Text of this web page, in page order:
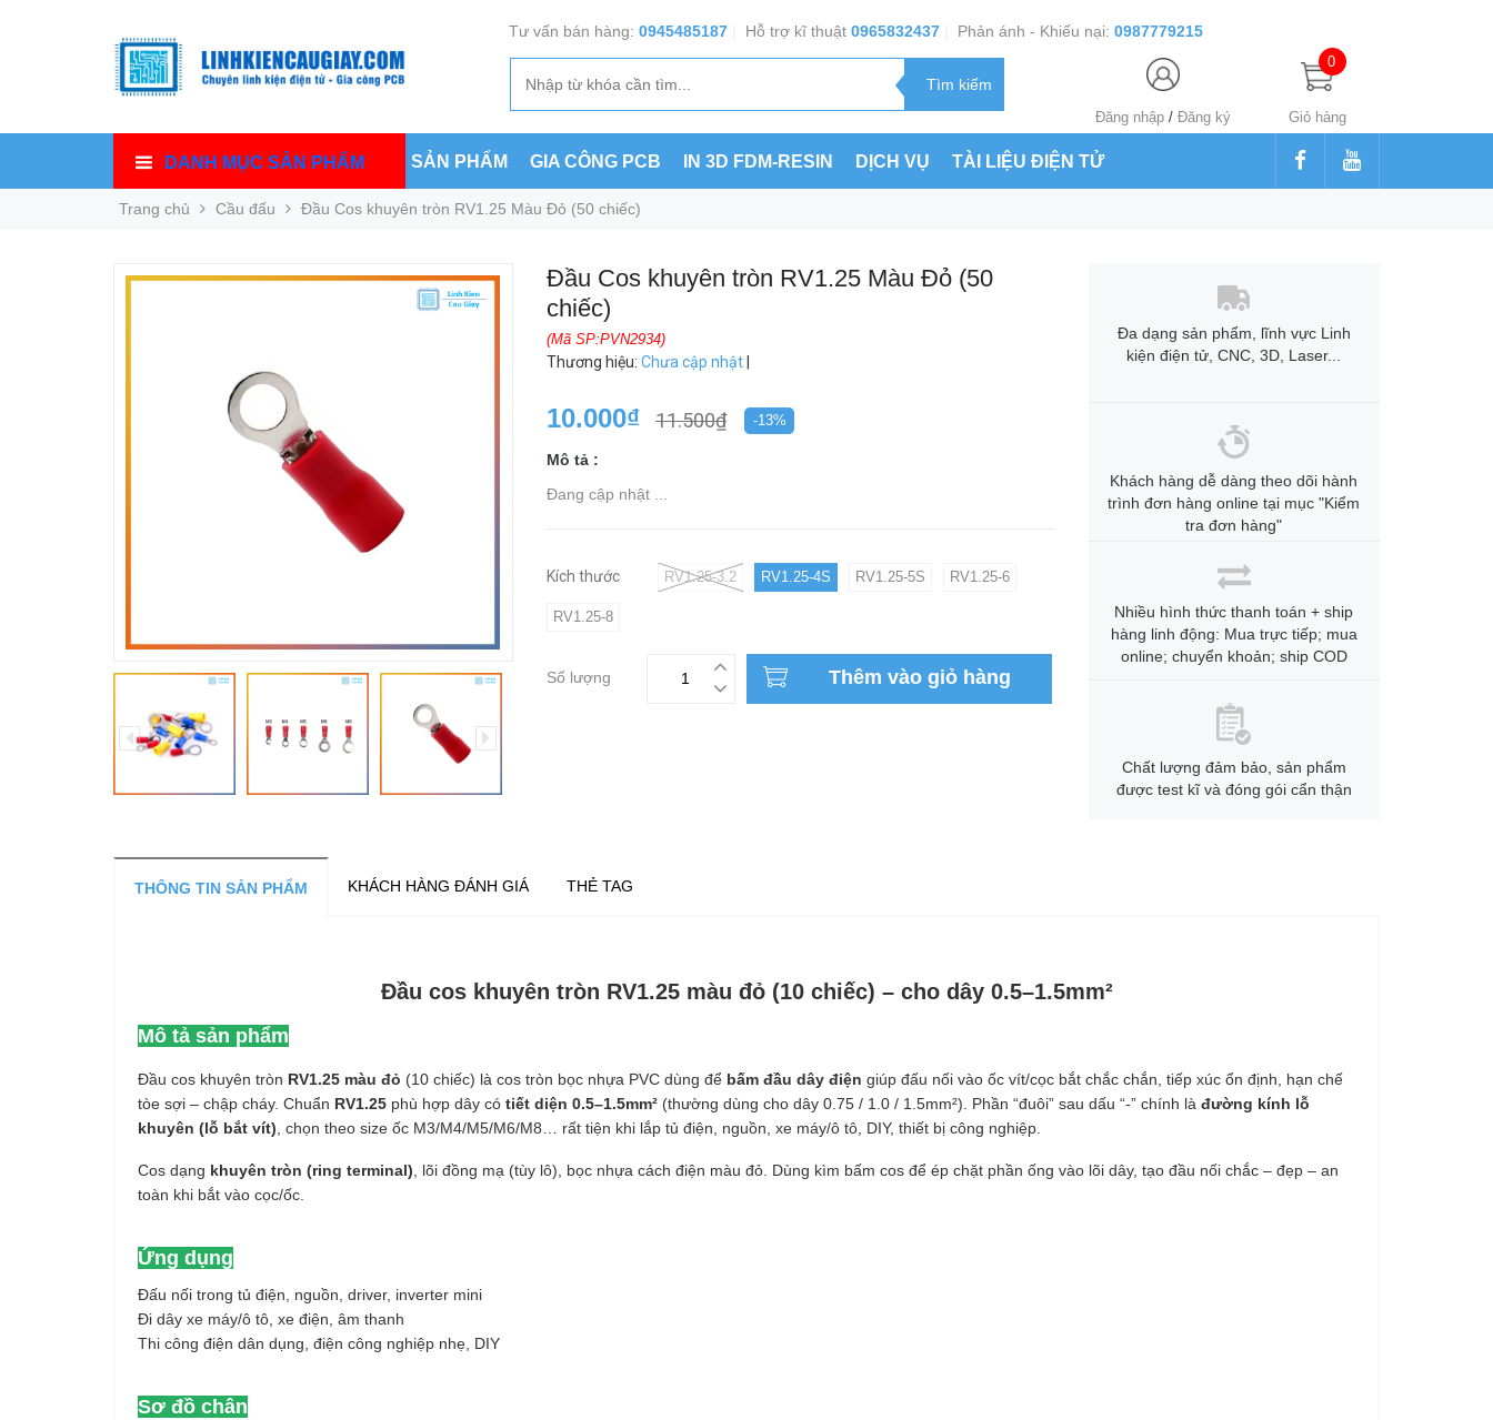
Tư vấn bán hàng: 0945485187| Hỗ trợ kĩ thuật 0965832437| Phản ánh - Khiếu nại: 0987779215
Đăng nhập/ Đăng ký Giỏ hàng
0
DANH MỤC SẢN PHẨM SẢN PHẨM GIA CÔNG PCB IN 3D FDM-RESIN DỊCH VỤ TÀI LIỆU ĐIỆN TỬ
Trang chủ Cầu đấu Đầu Cos khuyên tròn RV1.25 Màu Đỏ (50 chiếc)
Đầu Cos khuyên tròn RV1.25 Màu Đỏ (50
chiếc)
(Mã SP:PVN2934)
Thương hiệu: Chưa cập nhật
10.000₫ 11.500₫ -13%
Mô tả :
Đang cập nhật ...
Kích thước RV1.25-3.2 RV1.25-4S RV1.25-5S RV1.25-6
RV1.25-8
Số lượng Thêm vào giỏ hàng
Đa dạng sản phẩm, lĩnh vực Linh
kiện điện tử, CNC, 3D, Laser...
Khách hàng dễ dàng theo dõi hành
trình đơn hàng online tại mục "Kiểm
tra đơn hàng"
Nhiều hình thức thanh toán + ship
hàng linh động: Mua trực tiếp; mua
online; chuyển khoản; ship COD
Chất lượng đảm bảo, sản phẩm
được test kĩ và đóng gói cẩn thận
THÔNG TIN SẢN PHẨM KHÁCH HÀNG ĐÁNH GIÁ THẺ TAG
Đầu cos khuyên tròn RV1.25 màu đỏ (10 chiếc) – cho dây 0.5–1.5mm²
Mô tả sản phẩm
Đầu cos khuyên tròn RV1.25 màu đỏ (10 chiếc) là cos tròn bọc nhựa PVC dùng để bấm đầu dây điện giúp đấu nối vào ốc vít/cọc bắt chắc chắn, tiếp xúc ổn định, hạn chế
tòe sợi – chập cháy. Chuẩn RV1.25 phù hợp dây có tiết diện 0.5–1.5mm² (thường dùng cho dây 0.75 / 1.0 / 1.5mm²). Phần “đuôi” sau dấu “-” chính là đường kính lỗ
khuyên (lỗ bắt vít) , chọn theo size ốc M3/M4/M5/M6/M8… rất tiện khi lắp tủ điện, nguồn, xe máy/ô tô, DIY, thiết bị công nghiệp.
Cos dạng khuyên tròn (ring terminal) , lõi đồng mạ (tùy lô), bọc nhựa cách điện màu đỏ. Dùng kìm bấm cos để ép chặt phần ống vào lõi dây, tạo đầu nối chắc – đẹp – an
toàn khi bắt vào cọc/ốc.
Ứng dụng
Đấu nối trong tủ điện, nguồn, driver, inverter mini
Đi dây xe máy/ô tô, xe điện, âm thanh
Thi công điện dân dụng, điện công nghiệp nhẹ, DIY
Sơ đồ chân